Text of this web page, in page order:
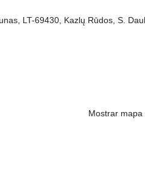
LT-69430, Kazlų Rūdos, S.
Mostrar mapa